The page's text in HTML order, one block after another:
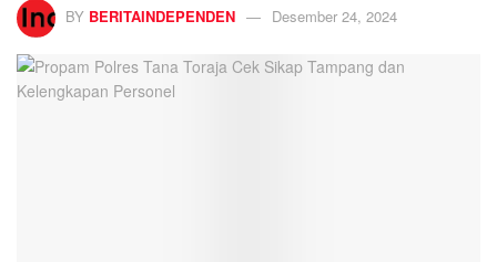
BY BERITAINDEPENDEN Desember 24, 2024